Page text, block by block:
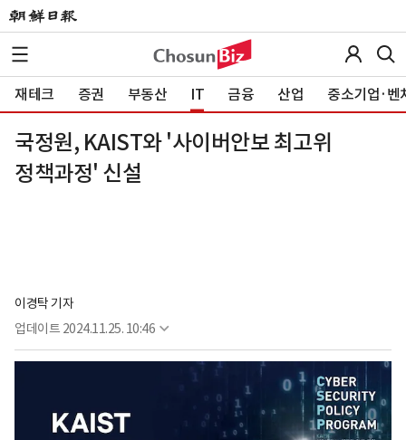
재테크 증권 부동산 IT 금융 산업 중소기업·벤
국정원, KAIST와 '사이버안보 최고위
정책과정' 신설
이경탁 기자
업데이트 2024.11.25. 10:46